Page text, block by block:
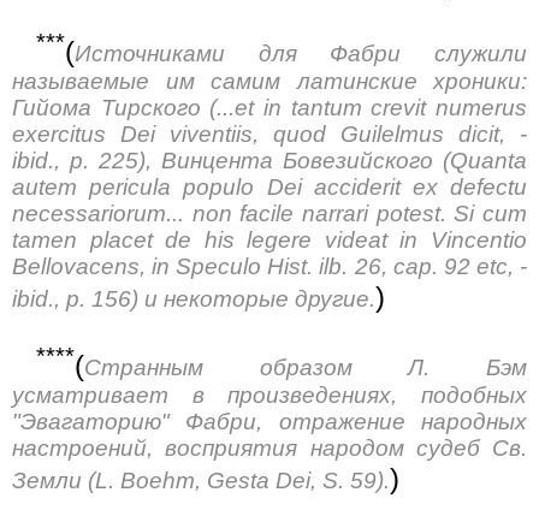
***(Источниками для Фабри служили
называемые им самим латинские хроники:
Гийома Тирского (...et in tantum crevit numerus
exercitus Dei viventiis, quod Guilelmus dicit, -
ibid., p. 225), Винцента Бовезийского (Quanta
autem pericula populo Dei acciderit ex defectu
necessariorum... non facile narrari potest. Si cum
tamen placet de his legere videat in Vincentio
Bellovacens, in Speculo Hist. ilb. 26, cap. 92 etc, -
ibid., p. 156) и некоторые другие.)
****(Странным образом Л. Бэм
усматривает в произведениях, подобных
"Эвагаторию" Фабри, отражение народных
настроений, восприятия народом судеб Св.
Земли (L. Воеhm, Gesta Dei, S. 59).)